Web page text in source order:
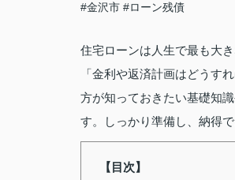
#金沢市 #ローン残債
住宅ローンは人生で最も大
「金利や返済計画はどうす
方が知っておきたい基礎知
す。しっかり準備し、納得
【目次】